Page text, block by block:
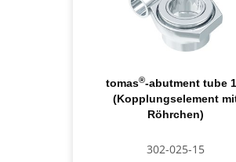
tomas®-abutment tube
(Kopplungselement
Röhrchen)
302-025-15